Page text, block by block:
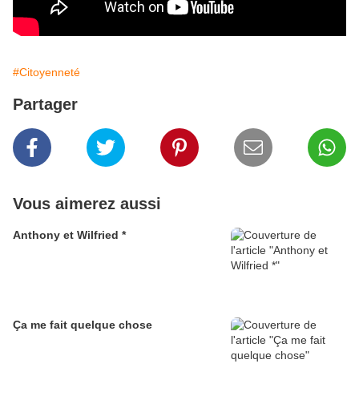
#Citoyenneté
Partager
Vous aimerez aussi
Anthony et Wilfried *
Ça me fait quelque chose